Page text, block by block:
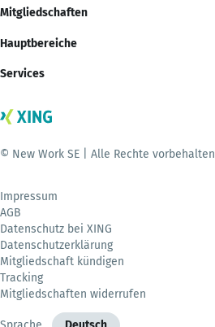
Mitgliedschaften
Hauptbereiche
Services
© New Work SE | Alle Rechte vorbehalten
Impressum
AGB
Datenschutz bei XING
Datenschutzerklärung
Mitgliedschaft kündigen
Tracking
Mitgliedschaften widerrufen